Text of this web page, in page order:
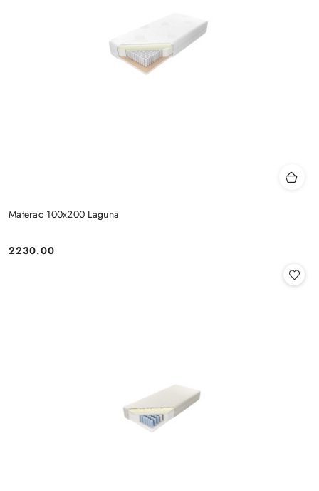
Materac 100x200 Laguna
Cena:
2230.00